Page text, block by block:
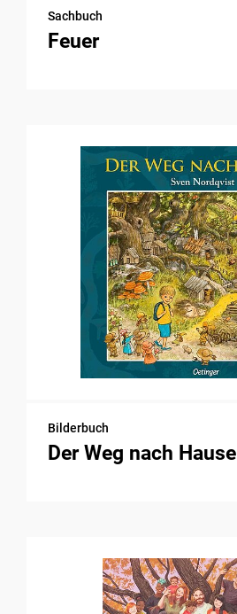
Sachbuch
Feuer
Bilderbuch
Der Weg nach Hause